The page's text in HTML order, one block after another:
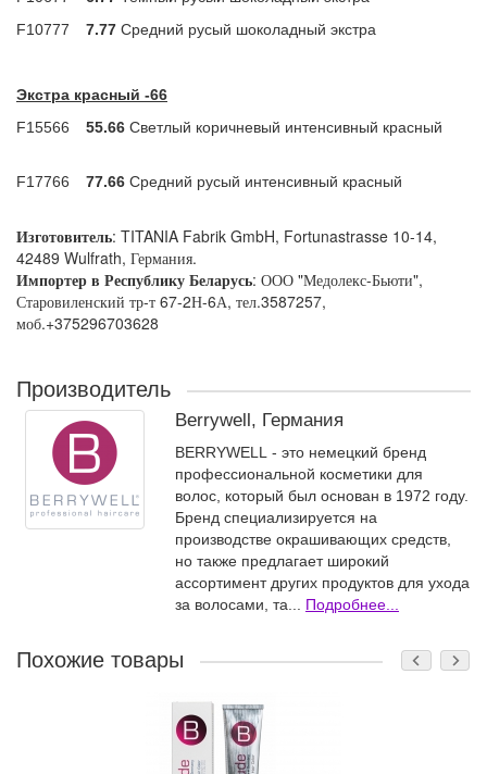
F10777
7.77 Средний русый шоколадный экстра
Экстра красный -66
F15566
55.66 Светлый коричневый интенсивный красный
F17766 77.66 Средний русый интенсивный красный
Изготовитель: TITANIA Fabrik GmbH, Fortunastrasse 10-14,
42489 Wulfrath, Германия.
Импортер в Республику Беларусь: ООО "Медолекс-Бьюти",
Старовиленский тр-т 67-2Н-6А, тел.3587257,
моб.+375296703628
Производитель
Berrywell, Германия
BERRYWELL - это немецкий бренд
профессиональной косметики для
волос, который был основан в 1972 году.
Бренд специализируется на
производстве окрашивающих средств,
но также предлагает широкий
ассортимент других продуктов для ухода
за волосами, та... Подробнее...
Похожие товары